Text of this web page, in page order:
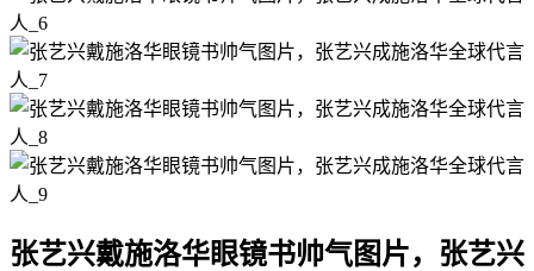
张艺兴戴施洛华眼镜书帅气图片，张艺兴